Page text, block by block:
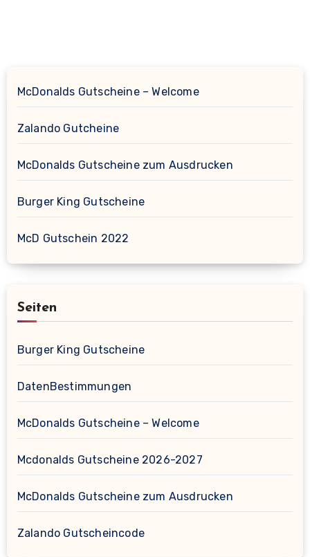
McDonalds Gutscheine – Welcome
Zalando Gutcheine
McDonalds Gutscheine zum Ausdrucken
Burger King Gutscheine
McD Gutschein 2022
Seiten
Burger King Gutscheine
DatenBestimmungen
McDonalds Gutscheine – Welcome
Mcdonalds Gutscheine 2026-2027
McDonalds Gutscheine zum Ausdrucken
Zalando Gutscheincode